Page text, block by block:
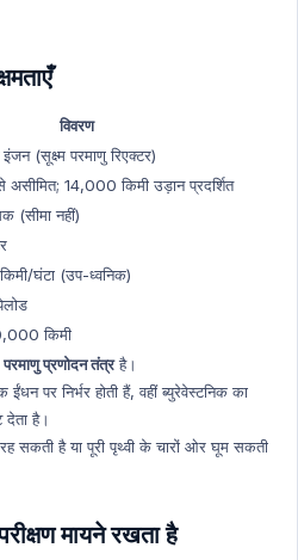
विवरण
इंजन (सूक्ष्म परमाणु रिएक्टर)
असीमित; 14,000 किमी उड़ान प्रदर्शित
(सीमा नहीं)
घंटा (उप-ध्वनिक)
किमी
परमाणु प्रणोदन तंत्रहै।
ईंधन पर निर्भर होती हैं, वहीं ब्युरेवेस्टनिक का
है।
सकती है या पूरी पृथ्वी के चारों ओर घूम सकती
मायने रखता है